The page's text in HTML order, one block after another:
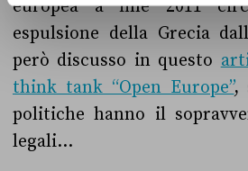
europea a fine 2011
espulsione della Grecia
però discusso in questo
think tank “Open Europe”,
politiche hanno il
legali…